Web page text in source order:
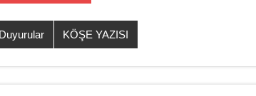
Duyurular KÖŞE YAZISI